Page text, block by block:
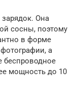
зарядок. Она
сосны, поэтому
в форме
а
беспроводное
мощность до 10